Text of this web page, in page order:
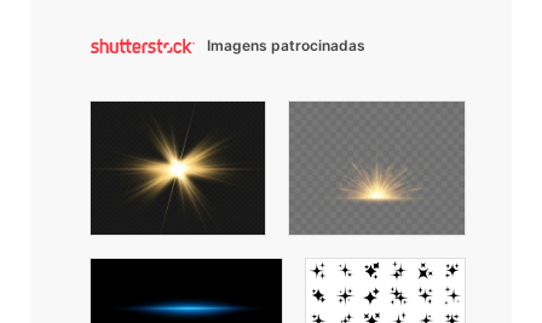
Imagens patrocinadas